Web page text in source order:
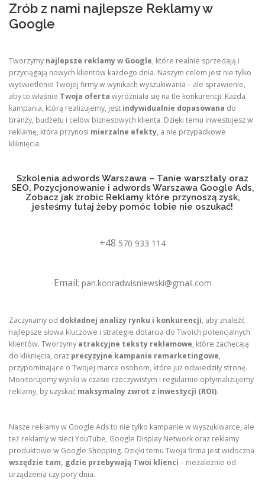
Zrób z nami najlepsze Reklamy w
Google
Tworzymy najlepsze reklamy w Google, które realnie sprzedają i
przyciągają nowych klientów każdego dnia. Naszym celem jest nie tylko
wyświetlenie Twojej firmy w wynikach wyszukiwania – ale sprawienie,
aby to właśnie Twoja oferta wyróżniała się na tle konkurencji. Każda
kampania, którą realizujemy, jest indywidualnie dopasowana do
branży, budżetu i celów biznesowych klienta. Dzięki temu inwestujesz w
reklamę, która przynosi mierzalne efekty, a nie przypadkowe
kliknięcia.
Szkolenia adwords Warszawa – Tanie warsztaty oraz
SEO, Pozycjonowanie i adwords Warszawa Google Ads,
Zobacz jak zrobic Reklamy które przynoszą zysk,
jesteśmy tutaj żeby pomóc tobie nie oszukać!
+48 570 933 114
Email: pan.konradwisniewski@gmail.com
Zaczynamy od dokładnej analizy rynku i konkurencji, aby znaleźć
najlepsze słowa kluczowe i strategie dotarcia do Twoich potencjalnych
klientów. Tworzymy atrakcyjne teksty reklamowe, które zachęcają
do kliknięcia, oraz precyzyjne kampanie remarketingowe,
przypominające o Twojej marce osobom, które już odwiedziły stronę.
Monitorujemy wyniki w czasie rzeczywistym i regularnie optymalizujemy
reklamy, by uzyskać maksymalny zwrot z inwestycji (ROI).
Nasze reklamy w Google Ads to nie tylko kampanie w wyszukiwarce, ale
też reklamy w sieci YouTube, Google Display Network oraz reklamy
produktowe w Google Shopping. Dzięki temu Twoja firma jest widoczna
wszędzie tam, gdzie przebywają Twoi klienci – niezależnie od
urządzenia czy pory dnia.